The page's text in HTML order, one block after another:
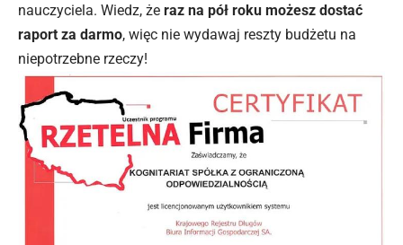
nauczyciela. Wiedz, że raz na pół roku możesz dostać
raport za darmo, więc nie wydawaj reszty budżetu na
niepotrzebne rzeczy!